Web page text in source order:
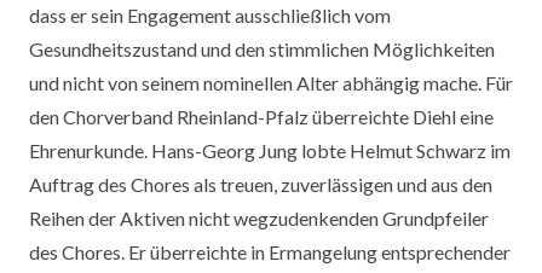
dass er sein Engagement ausschließlich vom
Gesundheitszustand und den stimmlichen Möglichkeiten
und nicht von seinem nominellen Alter abhängig mache. Für
den Chorverband Rheinland-Pfalz überreichte Diehl eine
Ehrenurkunde. Hans-Georg Jung lobte Helmut Schwarz im
Auftrag des Chores als treuen, zuverlässigen und aus den
Reihen der Aktiven nicht wegzudenkenden Grundpfeiler
des Chores. Er überreichte in Ermangelung entsprechender